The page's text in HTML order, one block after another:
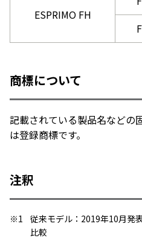
ESPRIMO FH
商標について
記載されている製品名などの
は登録商標です。
注釈
※1
従来モデル：2019年10月発
比較